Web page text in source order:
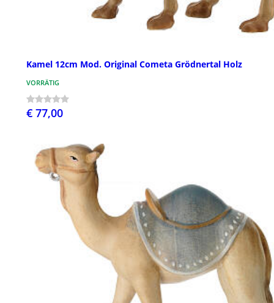
Kamel 12cm Mod. Original Cometa Grödnertal Holz
VORRÄTIG
€ 77,00